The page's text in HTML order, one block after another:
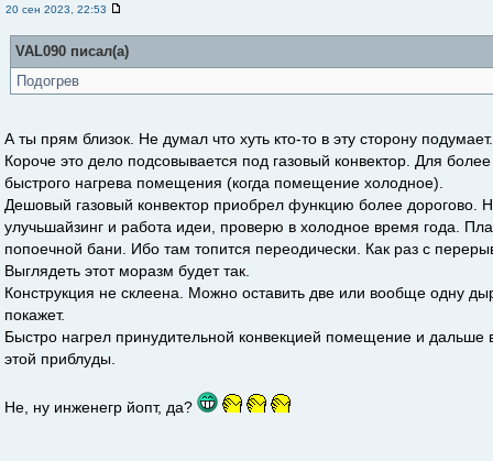
20 сен 2023, 22:53
VAL090 писал(а)
Подогрев
А ты прям близок. Не думал что хуть кто-то в эту сторону подумает.
Короче это дело подсовывается под газовый конвектор. Для
быстрого нагрева помещения (когда помещение холодное).
Дешовый газовый конвектор приобрел функцию более дорогово.
улучьшайзинг и работа идеи, проверю в холодное время года.
попоечной бани. Ибо там топится переодически. Как раз с
Выглядеть этот моразм будет так.
Конструкция не склеена. Можно оставить две или вообще одну
покажет.
Быстро нагрел принудительной конвекцией помещение и
этой приблуды.
Не, ну инженегр йопт, да?